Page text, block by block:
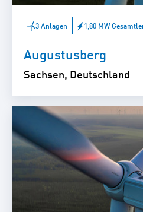
3 Anlagen 1,80 MW
Augustusberg
Sachsen, Deutschland